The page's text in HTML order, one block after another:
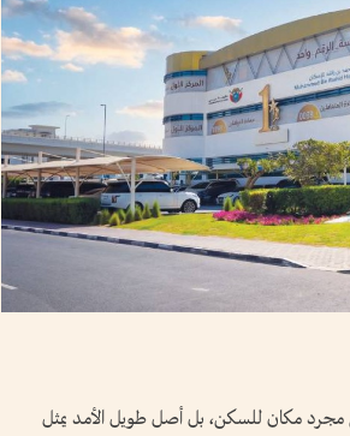
مجرد مكان للسكن، بل أصل طويل الأمد يمثل